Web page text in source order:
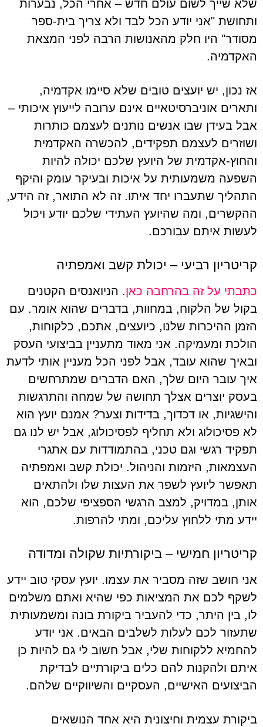
שלא שייך לשום עולם חדש – אחרי הכל, נבערות
ותחושת "אני יודע הכל לבד ולא צריך בית-ספר
מסודר" היו חלק מהאנושות הרבה לפני המצאת
האקדמיה.
אז נכון, יש יועצים טובים שלא סיימו אקדמיה,
ותארים אוניברסיטאיים אינם ערובה לייעוץ איכותי –
אבל בעידן שבו אנשים נותנים לעצמם כותרות
ושוזרים לעצמם תפקידים, להכשרה האקדמית
והחוץ-אקדמית של היועץ שלכם יכולה להיות
השפעה משמעותית על איכות ובעיקר עומק והיקף
התהליך שתעברו יחד איתו. זה לא התואר, זה הידע,
ההקשרים, ומה שהיועץ העתידי שלכם יודע ויכול
לעשות איתם עבורכם.
קריטריון רביעי – יכולת קשב ואמפתיה
כתבתי על זה בהרחבה כאן. הניואנסים הקטנים
בקול של הלקוח, במחוות, בדברים שהוא אומר. עם
הזמן ההיכרות שלנו, כיועצים, אתכם, כלקוחות,
הולכת ומעמיקה. אני מאוד מתעניין בביצועי העסק
ובאיך שהוא עובד, אבל לפני הכל מעניין אותי לדעת
איך עובר היום שלך, האם הדברים שמתרחשים
בעסק יוצרים אצלך תחושה של שמחה והתרגשות
והישגיות, או דכדוך, בדידות וצער? אמנם יועץ הוא
לא פסיכולוג ולא תחליף לפסיכולוג, אבל יש לנו גם
תפקיד רגשי וגם טכני, בהתמודדות עם אתגרי
העצמאות, היזמות והניהול. יכולת קשב ואמפתיה
תאפשר ליועץ לשפר את העצות שלו ולהתאים
אותן, במדויק, למצב הרגשי הספציפי שלכם, הוא
יידע מתי ללחוץ עליכם, ומתי להרפות.
קריטריון חמישי – ביקורתיות שקולה ומדודה
אני חושב שזה מסביר את עצמו. יועץ עסקי טוב יידע
לשקף לכם את המציאות כפי שהיא ואתם משלמים
לו, בין היתר, כדי להעביר ביקורת בונה ומשמעותית
שתעזור לכם לעלות לשלבים הבאים. אני יודע
להחמיא ללקוחות שלי, אבל חשוב לי גם להיות כן
איתם ולהקנות להם כלים ביקורתיים לבדיקת
הביצועים האישיים, העסקיים והשיווקיים שלהם.
ביקורת עצמית וחיצונית היא אחד הנושאים